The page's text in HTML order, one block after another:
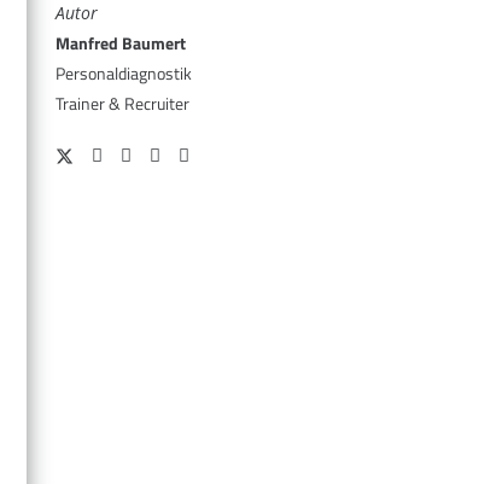
Autor
Manfred Baumert
Personaldiagnostik
Trainer & Recruiter